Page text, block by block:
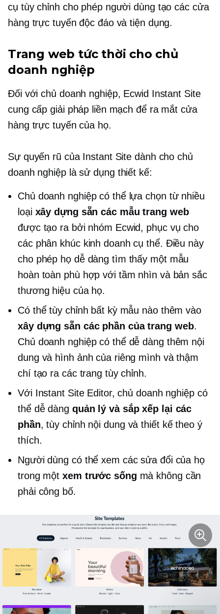
cụ tùy chỉnh cho phép người dùng tạo các cửa
hàng trực tuyến độc đáo và tiện dụng.
Trang web tức thời cho chủ
doanh nghiệp
Đối với chủ doanh nghiệp, Ecwid Instant Site
cung cấp giải pháp liền mạch để ra mắt cửa
hàng trực tuyến của họ.
Sự quyến rũ của Instant Site dành cho chủ
doanh nghiệp làsử dụng thiết kế:
Chủ doanh nghiệp có thể lựa chọn từ nhiều
loại xây dựng sẵn các mẫu trang web
được tạo ra bởi nhóm Ecwid, phục vụ cho
các phân khúc kinh doanh cụ thể. Điều này
cho phép họ dễ dàng tìm thấy một mẫu
hoàn toàn phù hợp với tầm nhìn và bản sắc
thương hiệu của họ.
Có thể tùy chỉnh bất kỳ mẫu nào thêm vào
xây dựng sẵn các phần của trang web.
Chủ doanh nghiệp có thể dễ dàng thêm nội
dung và hình ảnh của riêng mình và thậm
chí tạo ra các trang tùy chỉnh.
Với Instant Site Editor, chủ doanh nghiệp có
thể dễ dàng quản lý và sắp xếp lại các
phần, tùy chỉnh nội dung và thiết kế theo ý
thích.
Người dùng có thể xem các sửa đổi của họ
trong mộtxem trước sống mà không cần
phải công bố.